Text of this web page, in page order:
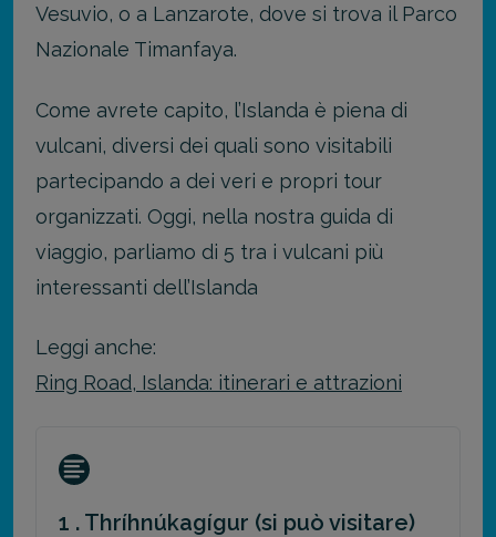
Vesuvio, o a Lanzarote, dove si trova il Parco
Nazionale Timanfaya.
Come avrete capito, l’Islanda è piena di
vulcani, diversi dei quali sono visitabili
partecipando a dei veri e propri tour
organizzati. Oggi, nella nostra guida di
viaggio, parliamo di 5 tra i vulcani più
interessanti dell’Islanda
Leggi anche:
Ring Road, Islanda: itinerari e attrazioni
1 . Thríhnúkagígur (si può visitare)